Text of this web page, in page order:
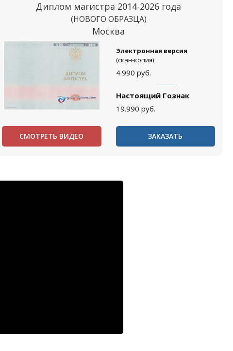
Диплом магистра 2014-2026 года
(НОВОГО ОБРАЗЦА)
Москва
Электронная версия
(скан-копия)
4.990 руб.
Настоящий Гознак
19.990 руб.
СМОТРЕТЬ ВИДЕО ЗАКАЗАТЬ